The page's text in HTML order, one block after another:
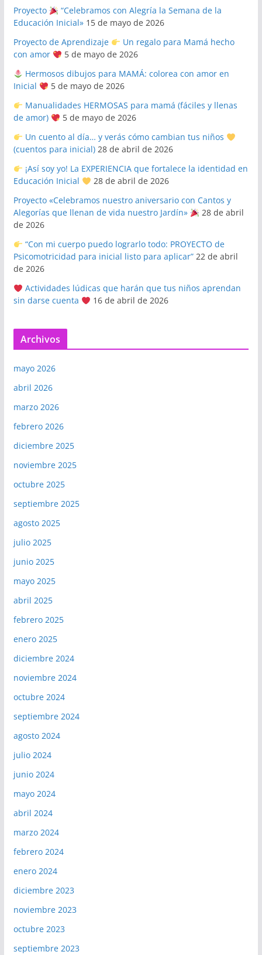
Proyecto
“Celebramos con Alegría la Semana de la
Educación Inicial» 15 de mayo de 2026
Proyecto de Aprendizaje
Un regalo para Mamá hecho
con amor
5 de mayo de 2026
Hermosos dibujos para MAMÁ: colorea con amor en
Inicial
5 de mayo de 2026
Manualidades HERMOSAS para mamá (fáciles y llenas
de amor)
5 de mayo de 2026
Un cuento al día… y verás cómo cambian tus niños
(cuentos para inicial) 28 de abril de 2026
¡Así soy yo! La EXPERIENCIA que fortalece la identidad en
Educación Inicial
28 de abril de 2026
Proyecto «Celebramos nuestro aniversario con Cantos y
Alegorías que llenan de vida nuestro Jardín»
28 de abril
de 2026
“Con mi cuerpo puedo lograrlo todo: PROYECTO de
Psicomotricidad para inicial listo para aplicar” 22 de abril
de 2026
Actividades lúdicas que harán que tus niños aprendan
sin darse cuenta
16 de abril de 2026
Archivos
mayo 2026
abril 2026
marzo 2026
febrero 2026
diciembre 2025
noviembre 2025
octubre 2025
septiembre 2025
agosto 2025
julio 2025
junio 2025
mayo 2025
abril 2025
febrero 2025
enero 2025
diciembre 2024
noviembre 2024
octubre 2024
septiembre 2024
agosto 2024
julio 2024
junio 2024
mayo 2024
abril 2024
marzo 2024
febrero 2024
enero 2024
diciembre 2023
noviembre 2023
octubre 2023
septiembre 2023